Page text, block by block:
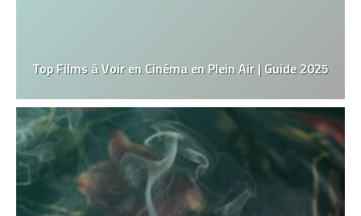
Top Films à Voir en Cinéma en Plein Air | Guide 2025